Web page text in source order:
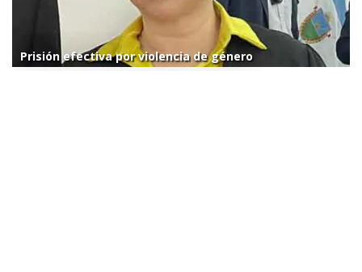
Prisión efectiva por violencia de género